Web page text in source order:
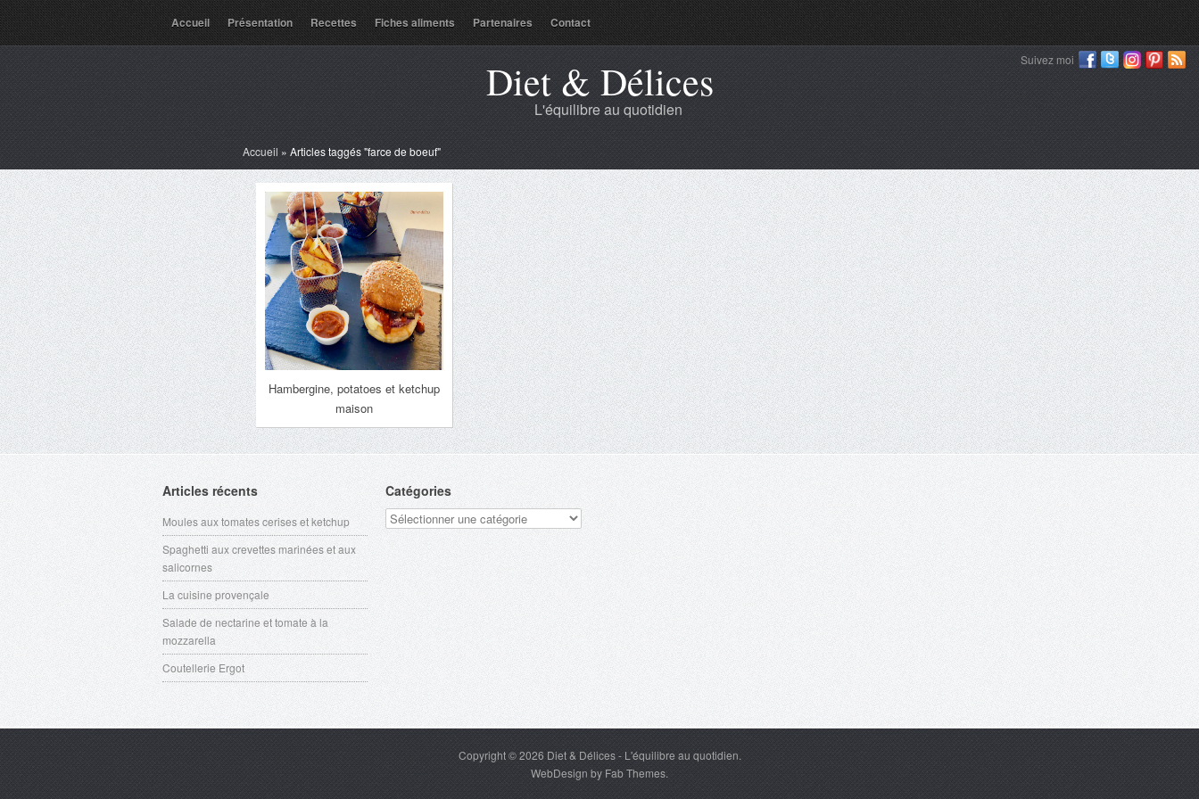
Accueil Présentation Recettes Fiches aliments Partenaires Contact
Suivez moi
Diet & Délices
L'équilibre au quotidien
Accueil » Articles taggés "farce de boeuf"
Hambergine, potatoes et ketchup
maison
Articles récents
Moules aux tomates cerises et ketchup
Spaghetti aux crevettes marinées et aux
salicornes
La cuisine provençale
Salade de nectarine et tomate à la
mozzarella
Coutellerie Ergot
Catégories
Catégories
Copyright © 2026 Diet & Délices- L'équilibre au quotidien.
WebDesign by Fab Themes.